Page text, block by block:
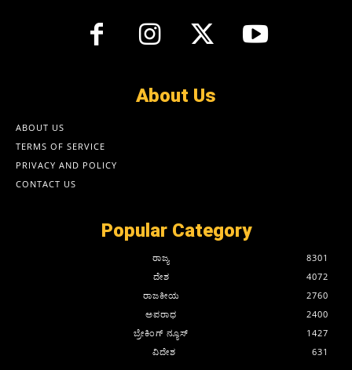
About Us
ABOUT US
TERMS OF SERVICE
PRIVACY AND POLICY
CONTACT US
Popular Category
ರಾಜ್ಯ
8301
ದೇಶ
4072
ರಾಜಕೀಯ
2760
ಅಪರಾಧ
2400
ಬ್ರೇಕಿಂಗ್ ನ್ಯೂಸ್
1427
ವಿದೇಶ
631